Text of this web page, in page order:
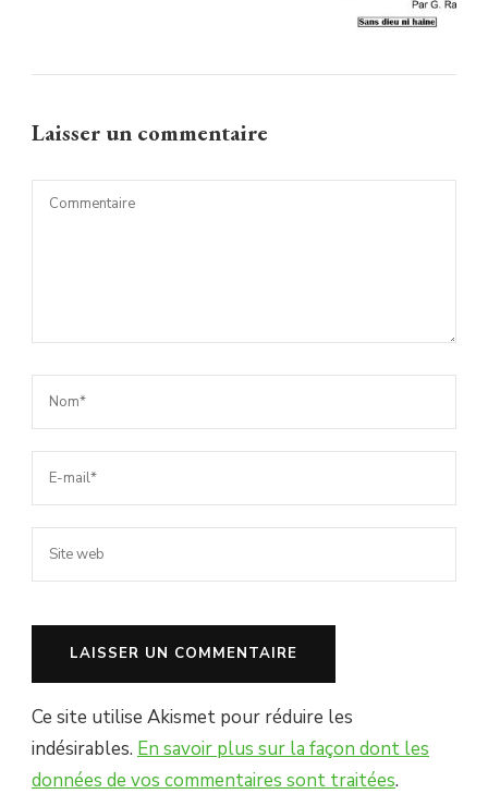
Laisser un commentaire
Ce site utilise Akismet pour réduire les
indésirables. En savoir plus sur la façon dont les
données de vos commentaires sont traitées.